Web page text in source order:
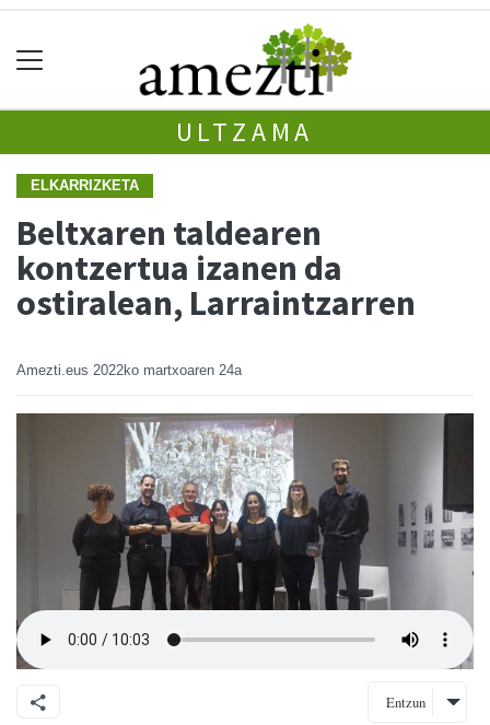
ULTZAMA
ELKARRIZKETA
Beltxaren taldearen
kontzertua izanen da
ostiralean, Larraintzarren
Amezti.eus 2022ko martxoaren 24a
Entzun